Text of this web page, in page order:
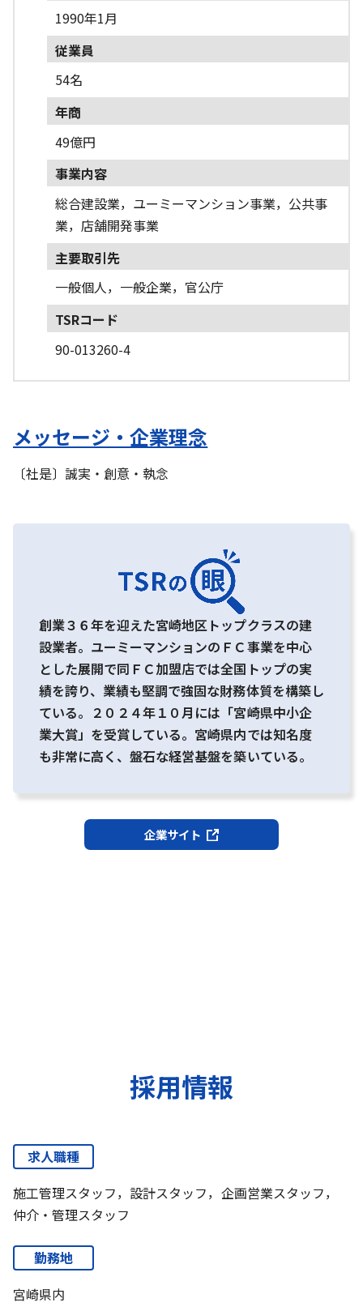
1990年1月
従業員
54名
年商
49億円
事業内容
総合建設業，ユーミーマンション事業，公共事
業，店舗開発事業
主要取引先
一般個人，一般企業，官公庁
TSRコード
90-013260-4
メッセージ・企業理念
〔社是〕誠実・創意・執念
創業３６年を迎えた宮崎地区トップクラスの建
設業者。ユーミーマンションのＦＣ事業を中心
とした展開で同ＦＣ加盟店では全国トップの実
績を誇り、業績も堅調で強固な財務体質を構築し
ている。２０２４年１０月には「宮崎県中小企
業大賞」を受賞している。宮崎県内では知名度
も非常に高く、盤石な経営基盤を築いている。
企業サイト
採用情報
求人職種
施工管理スタッフ，設計スタッフ，企画営業スタッフ，
仲介・管理スタッフ
勤務地
宮崎県内